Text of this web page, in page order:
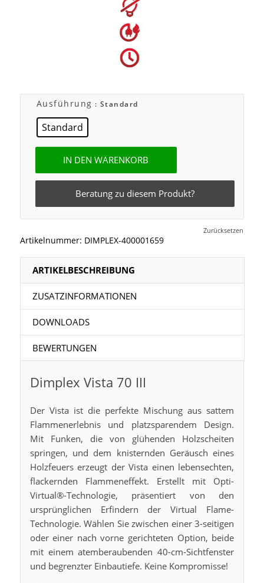
Ausführung : Standard
Standard
Zurücksetzen
IN DEN WARENKORB
Beratung zu diesem Produkt?
Artikelnummer: DIMPLEX-400001659
ARTIKELBESCHREIBUNG
ZUSATZINFORMATIONEN
DOWNLOADS
BEWERTUNGEN
Dimplex Vista 70 III
Der Vista ist die perfekte Mischung aus sattem
Flammenerlebnis und platzsparendem Design.
Mit Funken, die von glühenden Holzscheiten
springen, und dem knisternden Geräusch eines
Holzfeuers erzeugt der Vista einen lebensechten,
flackernden Flammeneffekt. Erstellt mit Opti-
Virtual®-Technologie, präsentiert von den
ursprünglichen Erfindern der Virtual Flame-
Technologie. Wählen Sie zwischen einer 3-seitigen
oder einer nach vorne gerichteten Option, beide
mit einem atemberaubenden 40-cm-Sichtfenster
und begrenzter Einbautiefe. Keine Kompromisse!